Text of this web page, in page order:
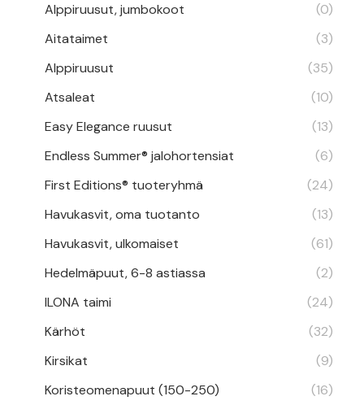
Alppiruusut, jumbokoot
(0)
Aitataimet
(3)
Alppiruusut
(35)
Atsaleat
(10)
Easy Elegance ruusut
(13)
Endless Summer® jalohortensiat
(6)
First Editions® tuoteryhmä
(24)
Havukasvit, oma tuotanto
(13)
Havukasvit, ulkomaiset
(61)
Hedelmäpuut, 6-8 astiassa
(2)
ILONA taimi
(24)
Kärhöt
(32)
Kirsikat
(9)
Koristeomenapuut (150-250)
(16)